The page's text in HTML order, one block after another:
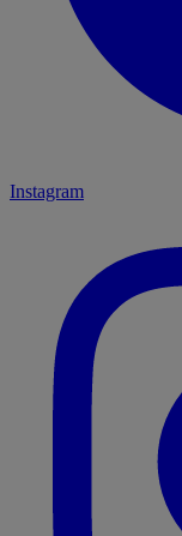
Instagram